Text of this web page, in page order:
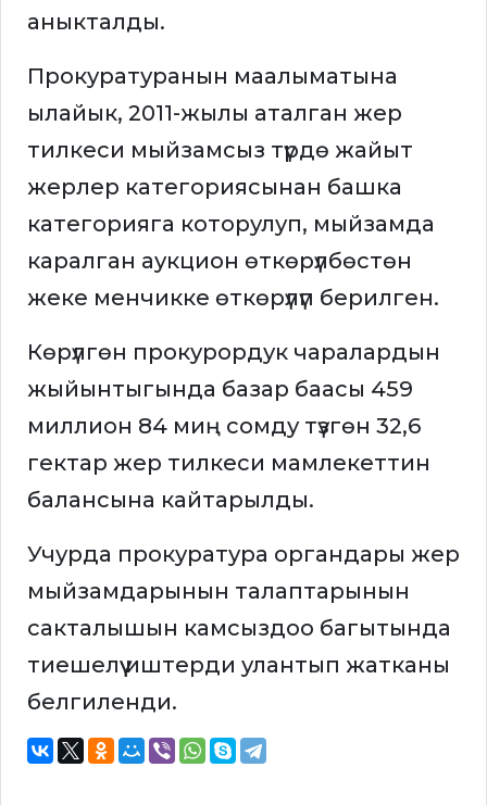
аныкталды.
Прокуратуранын маалыматына
ылайык, 2011-жылы аталган жер
тилкеси мыйзамсыз түрдө жайыт
жерлер категориясынан башка
категорияга которулуп, мыйзамда
каралган аукцион өткөрүлбөстөн
жеке менчикке өткөрүлүп берилген.
Көрүлгөн прокурордук чаралардын
жыйынтыгында базар баасы 459
миллион 84 миң сомду түзгөн 32,6
гектар жер тилкеси мамлекеттин
балансына кайтарылды.
Учурда прокуратура органдары жер
мыйзамдарынын талаптарынын
сакталышын камсыздоо багытында
тиешелүү иштерди улантып жатканы
белгиленди.